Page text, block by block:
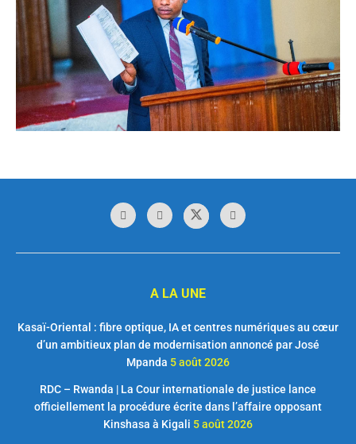
A LA UNE
Kasaï-Oriental : fibre optique, IA et centres numériques au cœur
d’un ambitieux plan de modernisation annoncé par José
Mpanda 5 août 2026
RDC – Rwanda | La Cour internationale de justice lance
officiellement la procédure écrite dans l’affaire opposant
Kinshasa à Kigali 5 août 2026